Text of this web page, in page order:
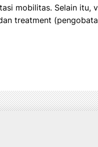
mobilitas. Selain
treatment